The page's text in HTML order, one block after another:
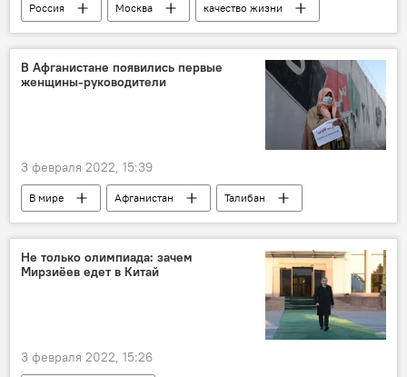
Россия Москва
качество жизни
ООН
В Афганистане появились первые
женщины-руководители
3 февраля 2022, 15:39
В мире Афганистан
Талибан
женщины
руководитель
Не только олимпиада: зачем
Мирзиёев едет в Китай
3 февраля 2022, 15:26